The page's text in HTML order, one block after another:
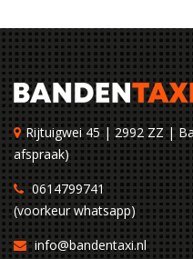
Rijtuigwei 45 | 2992 ZZ |
afspraak)
0614799741
(voorkeur whatsapp)
info@bandentaxi.nl